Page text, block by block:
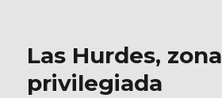
Las Hurdes, zona
privilegiada